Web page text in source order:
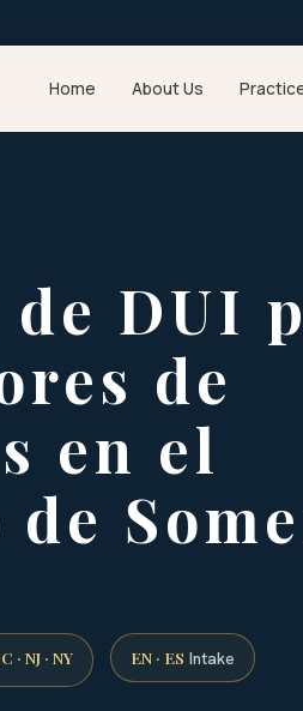
Home About Us
DUI
de
en el
de
· NJ · NY EN · ES Intake